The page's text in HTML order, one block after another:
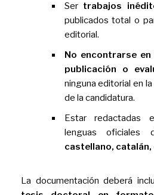
Ser trabajos
publicados total o
editorial.
No encontrarse
publicación o
ninguna editorial en
de la candidatura.
Estar redactadas
lenguas oficiales
castellano,
La documentación deberá